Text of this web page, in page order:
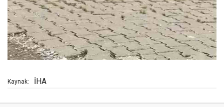
Kaynak: İHA